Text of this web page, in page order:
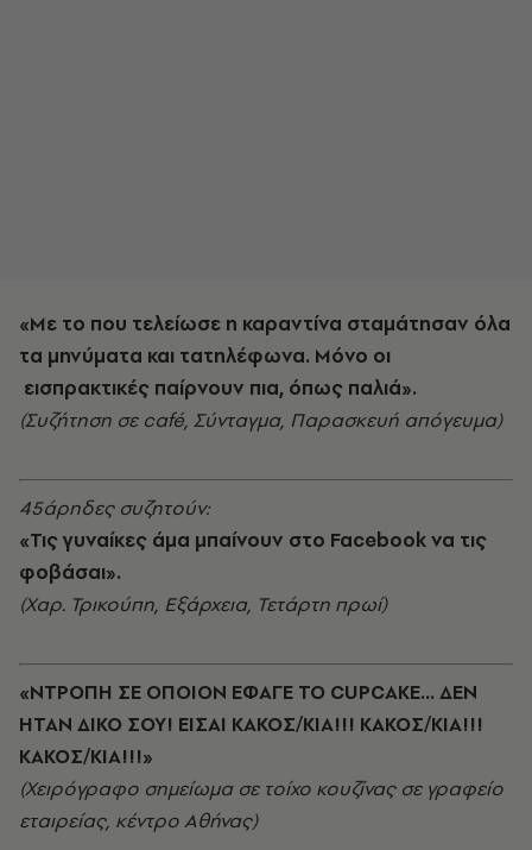
«Με το που τελείωσε η καραντίνα σταμάτησαν όλα
τα μηνύματα και τατηλέφωνα. Μόνο οι
εισπρακτικές παίρνουν πια, όπως παλιά».
(Συζήτηση σε café, Σύνταγμα, Παρασκευή απόγευμα)
45άρηδες συζητούν:
«Τις γυναίκες άμα μπαίνουν στο Facebook να τις
φοβάσαι».
(Χαρ. Τρικούπη, Εξάρχεια, Τετάρτη πρωί)
«ΝΤΡΟΠΗ ΣΕ ΟΠΟΙΟΝ ΕΦΑΓΕ ΤΟ CUPCAKE… ΔΕΝ
ΗΤΑΝ ΔΙΚΟ ΣΟΥ! ΕΙΣΑΙ ΚΑΚΟΣ/ΚΙΑ!!! ΚΑΚΟΣ/ΚΙΑ!!!
ΚΑΚΟΣ/ΚΙΑ!!!»
(Χειρόγραφο σημείωμα σε τοίχο κουζίνας σε γραφείο
εταιρείας, κέντρο Αθήνας)